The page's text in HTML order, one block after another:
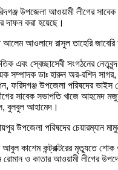
উপজেলা আওয়ামী লীগের
দাফন করা হয়েছে।
আলেম আওলাদে রাসুল তাহেরি
এবং স্বেচ্ছাসেবী সংগঠনের
সম্পাদক ডাঃ হারুন অর-রশিদ
ফরিদগঞ্জ উপজেলা পরিষদের
সাবেক সভাপতি খাজে আহমেদ
বুলবুল আহামেদ।
উপজেলা পরিষদের
কাশেম কন্ট্রাক্টরের মৃত্যুতে
ও কাতার আওয়ামী লীগের